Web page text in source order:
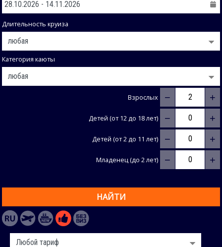
Длительность круиза
Категория каюты
Взрослых − +
Детей (от 12 до 18 лет) − +
Детей (от 2 до 11 лет) − +
Младенец (до 2 лет) − +
НАЙТИ